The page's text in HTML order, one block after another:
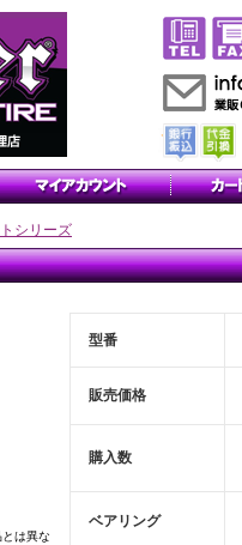
シリーズ
は異な
型番
販売価格
購入数
ベアリング